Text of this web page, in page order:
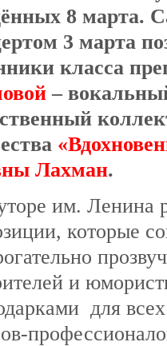
8 марта.
3 марта
класса
–
Лахман.
им. Ленина
которые
и
для